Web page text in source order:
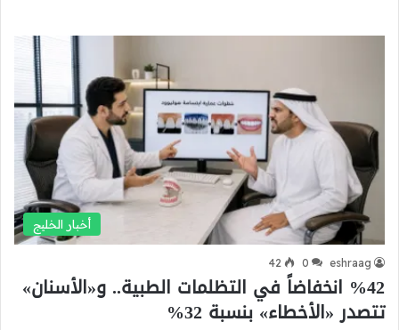
أخبار الخليج
eshraag
0
42
%42 انخفاضاً في التظلمات الطبية.. و«الأسنان»
تتصدر «الأخطاء» بنسبة 32%